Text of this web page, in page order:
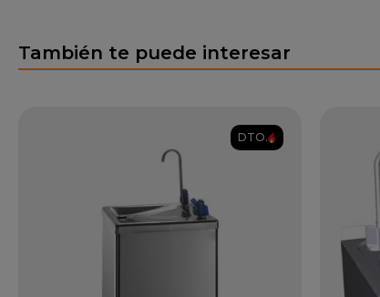
También te puede interesar
DTO.